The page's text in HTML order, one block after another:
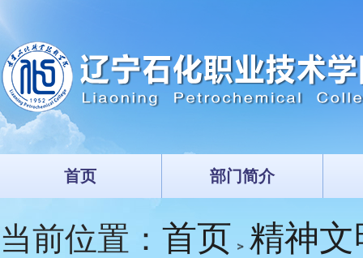
首页 部门简介
当前位置： 首页 精神文